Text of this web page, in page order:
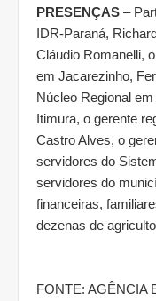
PRESENÇAS –
IDR-Paraná,
Cláudio Romanelli,
em Jacarezinho,
Núcleo Regional
Itimura, o gerente
Castro Alves, o
servidores do
servidores do
financeiras,
dezenas de
FONTE: AGÊNCIA